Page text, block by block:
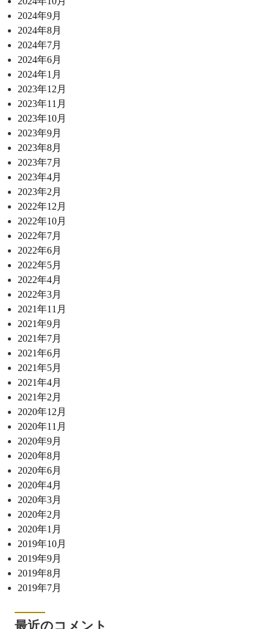
2024年9月
2024年8月
2024年7月
2024年6月
2024年1月
2023年12月
2023年11月
2023年10月
2023年9月
2023年8月
2023年7月
2023年4月
2023年2月
2022年12月
2022年10月
2022年7月
2022年6月
2022年5月
2022年4月
2022年3月
2021年11月
2021年9月
2021年7月
2021年6月
2021年5月
2021年4月
2021年2月
2020年12月
2020年11月
2020年9月
2020年8月
2020年6月
2020年4月
2020年3月
2020年2月
2020年1月
2019年10月
2019年9月
2019年8月
2019年7月
最近のコメント